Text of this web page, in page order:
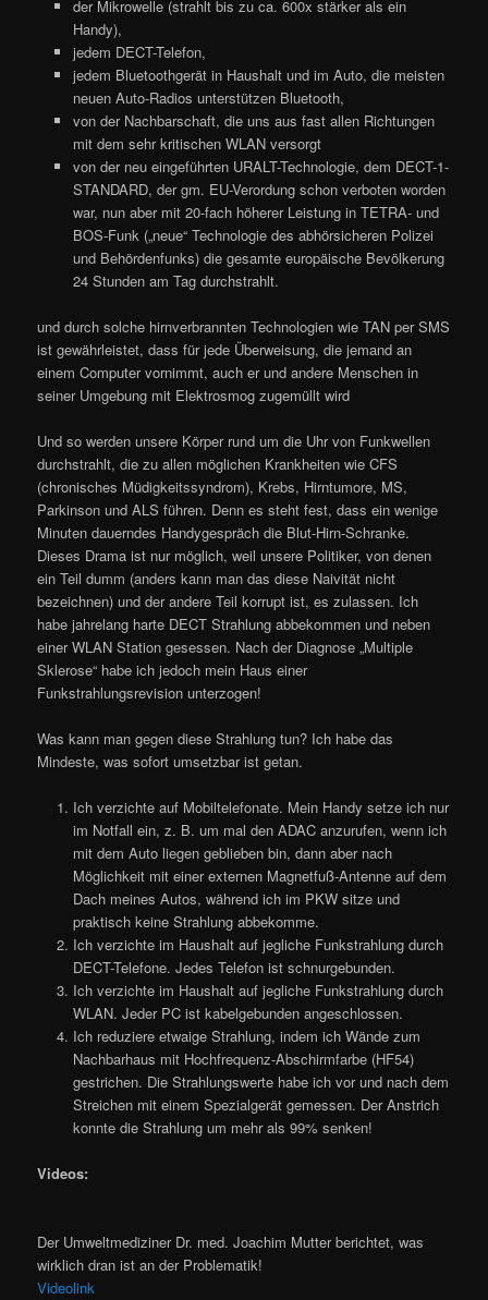
der Mikrowelle (strahlt bis zu ca. 600x stärker als ein
Handy),
jedem DECT-Telefon,
jedem Bluetoothgerät in Haushalt und im Auto, die meisten
neuen Auto-Radios unterstützen Bluetooth,
von der Nachbarschaft, die uns aus fast allen Richtungen
mit dem sehr kritischen WLAN versorgt
von der neu eingeführten URALT-Technologie, dem DECT-1-
STANDARD, der gm. EU-Verordung schon verboten worden
war, nun aber mit 20-fach höherer Leistung in TETRA- und
BOS-Funk („neue“ Technologie des abhörsicheren Polizei
und Behördenfunks) die gesamte europäische Bevölkerung
24 Stunden am Tag durchstrahlt.
und durch solche hirnverbrannten Technologien wie TAN per SMS
ist gewährleistet, dass für jede Überweisung, die jemand an
einem Computer vornimmt, auch er und andere Menschen in
seiner Umgebung mit Elektrosmog zugemüllt wird
Und so werden unsere Körper rund um die Uhr von Funkwellen
durchstrahlt, die zu allen möglichen Krankheiten wie CFS
(chronisches Müdigkeitssyndrom), Krebs, Hirntumore, MS,
Parkinson und ALS führen. Denn es steht fest, dass ein wenige
Minuten dauerndes Handygespräch die Blut-Hirn-Schranke.
Dieses Drama ist nur möglich, weil unsere Politiker, von denen
ein Teil dumm (anders kann man das diese Naivität nicht
bezeichnen) und der andere Teil korrupt ist, es zulassen. Ich
habe jahrelang harte DECT Strahlung abbekommen und neben
einer WLAN Station gesessen. Nach der Diagnose „Multiple
Sklerose“ habe ich jedoch mein Haus einer
Funkstrahlungsrevision unterzogen!
Was kann man gegen diese Strahlung tun? Ich habe das
Mindeste, was sofort umsetzbar ist getan.
Ich verzichte auf Mobiltelefonate. Mein Handy setze ich nur
im Notfall ein, z. B. um mal den ADAC anzurufen, wenn ich
mit dem Auto liegen geblieben bin, dann aber nach
Möglichkeit mit einer externen Magnetfuß-Antenne auf dem
Dach meines Autos, während ich im PKW sitze und
praktisch keine Strahlung abbekomme.
Ich verzichte im Haushalt auf jegliche Funkstrahlung durch
DECT-Telefone. Jedes Telefon ist schnurgebunden.
Ich verzichte im Haushalt auf jegliche Funkstrahlung durch
WLAN. Jeder PC ist kabelgebunden angeschlossen.
Ich reduziere etwaige Strahlung, indem ich Wände zum
Nachbarhaus mit Hochfrequenz-Abschirmfarbe (HF54)
gestrichen. Die Strahlungswerte habe ich vor und nach dem
Streichen mit einem Spezialgerät gemessen. Der Anstrich
konnte die Strahlung um mehr als 99% senken!
Videos:
Der Umweltmediziner Dr. med. Joachim Mutter berichtet, was
wirklich dran ist an der Problematik!
Videolink